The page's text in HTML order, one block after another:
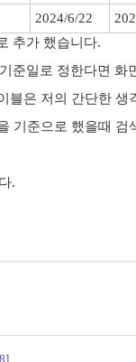
2024/6/22
추가 했습니다.
준일로 정한다면 화
블은 저의 간단한
기준으로 했을때 검
.